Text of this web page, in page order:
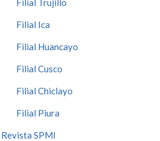
Filial Trujillo
Filial Ica
Filial Huancayo
Filial Cusco
Filial Chiclayo
Filial Piura
Revista SPMI